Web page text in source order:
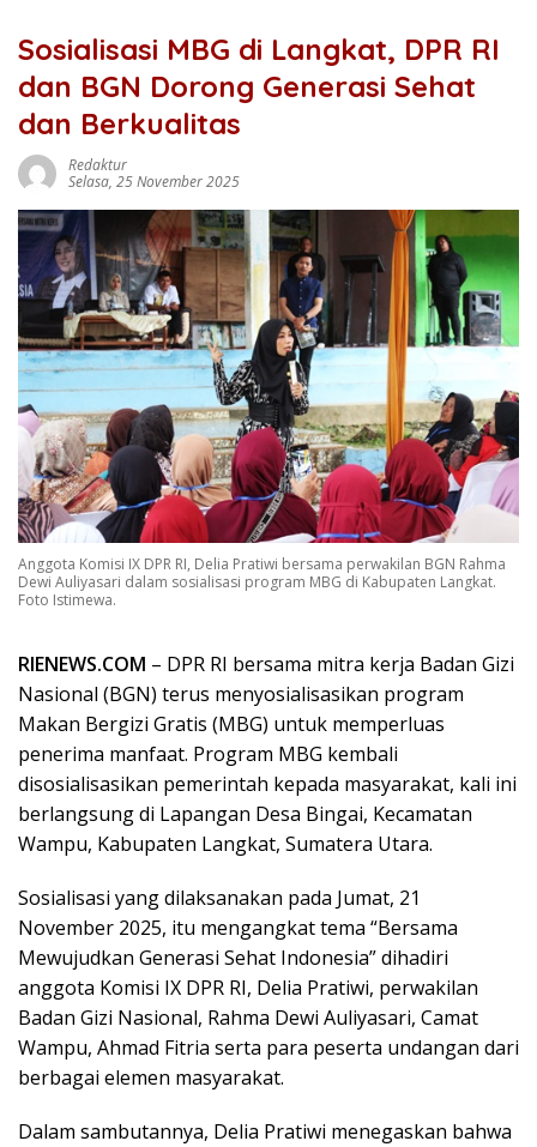
Sosialisasi MBG di Langkat, DPR RI
dan BGN Dorong Generasi Sehat
dan Berkualitas
Redaktur
Selasa, 25 November 2025
Anggota Komisi IX DPR RI, Delia Pratiwi bersama perwakilan BGN Rahma
Dewi Auliyasari dalam sosialisasi program MBG di Kabupaten Langkat.
Foto Istimewa.
RIENEWS.COM – DPR RI bersama mitra kerja Badan Gizi
Nasional (BGN) terus menyosialisasikan program
Makan Bergizi Gratis (MBG) untuk memperluas
penerima manfaat. Program MBG kembali
disosialisasikan pemerintah kepada masyarakat, kali ini
berlangsung di Lapangan Desa Bingai, Kecamatan
Wampu, Kabupaten Langkat, Sumatera Utara.
Sosialisasi yang dilaksanakan pada Jumat, 21
November 2025, itu mengangkat tema “Bersama
Mewujudkan Generasi Sehat Indonesia” dihadiri
anggota Komisi IX DPR RI, Delia Pratiwi, perwakilan
Badan Gizi Nasional, Rahma Dewi Auliyasari, Camat
Wampu, Ahmad Fitria serta para peserta undangan dari
berbagai elemen masyarakat.
Dalam sambutannya, Delia Pratiwi menegaskan bahwa